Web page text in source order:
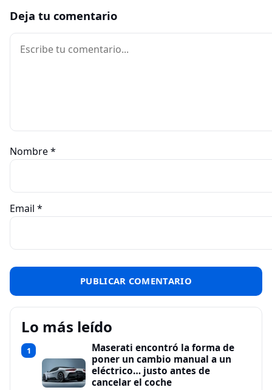
Deja tu comentario
Comentario
Nombre*
Email *
Lo más leído
1
Maserati encontró la forma de
poner un cambio manual a un
eléctrico… justo antes de
cancelar el coche